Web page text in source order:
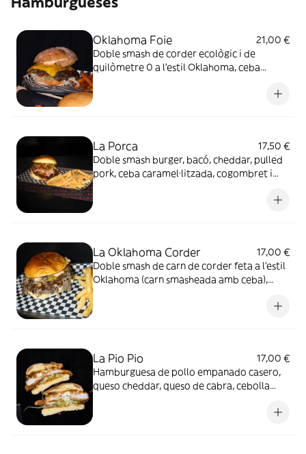
Oklahoma Foie
21,00 €
Doble smash de corder ecològic i de
quilòmetre 0 a l’estil Oklahoma, ceba
cheddar, salsa Crazy, sala Delocos, enciam,
La Porca
17,50 €
Doble smash burger, bacó, cheddar, pulled
pork, ceba caramel·litzada, cogombret i
La Oklahoma Corder
17,00 €
Doble smash de carn de corder feta a l'estil
Oklahoma (carn smasheada amb ceba),
La Pio Pio
17,00 €
Hamburguesa de pollo empanado casero,
queso cheddar, queso de cabra, cebolla